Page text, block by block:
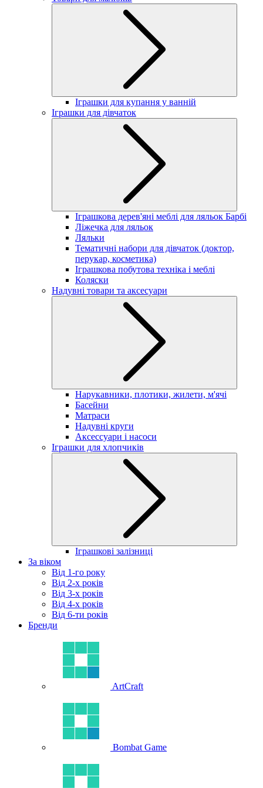
Іграшки для купання у ванній
Іграшки для дівчаток
Іграшкова дерев'яні меблі для ляльок Барбі
Ліжечка для ляльок
Ляльки
Тематичні набори для дівчаток (доктор,
перукар, косметика)
Іграшкова побутова техніка і меблі
Коляски
Надувні товари та аксесуари
Нарукавники, плотики, жилети, м'ячі
Басейни
Матраси
Надувні круги
Аксессуари і насоси
Іграшки для хлопчиків
Іграшкові залізниці
За віком
Від 1-го року
Від 2-х років
Від 3-х років
Від 4-х років
Від 6-ти років
Бренди
ArtCraft
Bombat Game